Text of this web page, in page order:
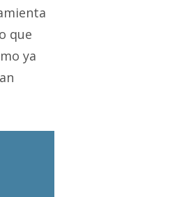
que
ya